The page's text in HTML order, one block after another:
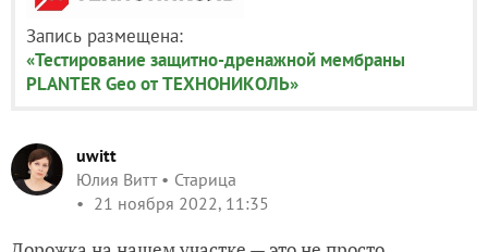
Запись размещена:
«Тестирование защитно-дренажной мембраны
PLANTER Geo от ТЕХНОНИКОЛЬ»
uwitt
Юлия Витт
Старица
21 ноября 2022, 11:35